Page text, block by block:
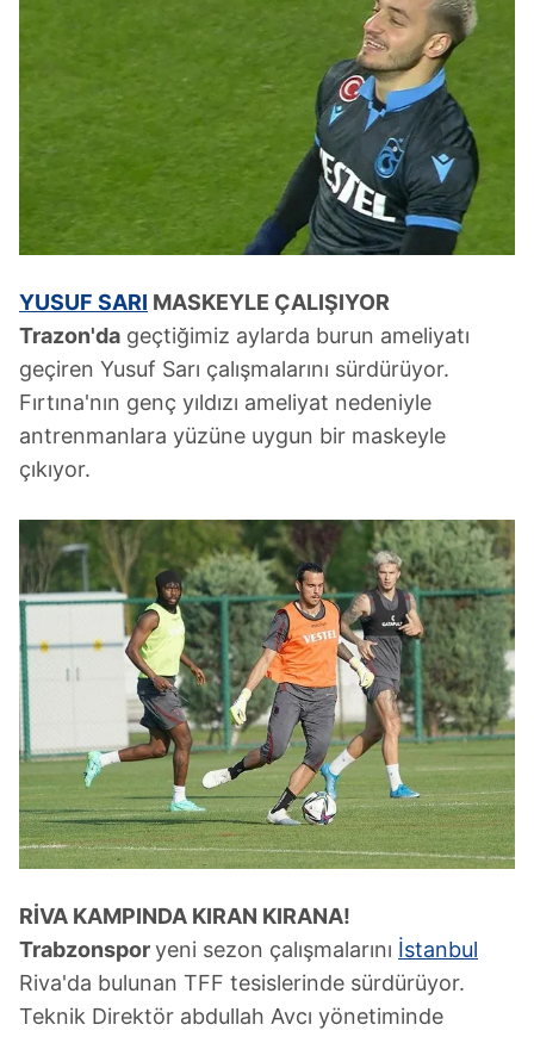
YUSUF SARI MASKEYLE ÇALIŞIYOR
Trazon'da geçtiğimiz aylarda burun ameliyatı
geçiren Yusuf Sarı çalışmalarını sürdürüyor.
Fırtına'nın genç yıldızı ameliyat nedeniyle
antrenmanlara yüzüne uygun bir maskeyle
çıkıyor.
RİVA KAMPINDA KIRAN KIRANA!
Trabzonsporyeni sezon çalışmalarını İstanbul
Riva'da bulunan TFF tesislerinde sürdürüyor.
Teknik Direktör abdullah Avcı yönetiminde